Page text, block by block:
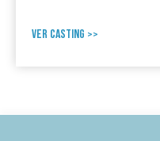
VER CASTING >>